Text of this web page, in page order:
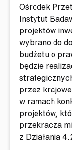
Ośrodek
Instytut
projektów
wybrano do
budżetu o
będzie
przez
w ramach
projektów,
przekracza
z Działania